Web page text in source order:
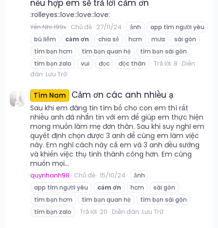
nếu hợp em sẽ trả lời cảm ơn
:rolleyes::love::love::love:
Yến Nhi 199x Chủ đề 27/11/24 ảnh
app tìm người yêu
bú liếm
cảm ơn chia sẻ hcm mưa
sài gòn
tìm bạn hcm
tìm bạn quan hệ
tìm bạn sài gòn
tìm bạn zalo
vui đọc độc thân Trả lời: 8 Diễn
đàn: Lưu Trữ
Tìm Nam Cảm ơn các anh nhiều ạ
Sau khi em đăng tin tìm bố cho con em thì rất
nhiều anh đã nhắn tin với em để giúp em thực hiện
mong muốn làm mẹ đơn thân. Sau khi suy nghĩ em
quyết định chọn được 3 anh để cùng em làm việc
này. Em nghĩ cách này cả em và 3 anh đều sướng
và khiến việc thụ tinh thành công hơn. Em cũng
muốn mọi...
quynhanh98 Chủ đề 15/10/24
ảnh
app tìm người yêu
cảm ơn hcm
sài gòn
tìm bạn hcm
tìm bạn quan hệ
tìm bạn sài gòn
tìm bạn zalo
Trả lời: 20 Diễn đàn: Lưu Trữ